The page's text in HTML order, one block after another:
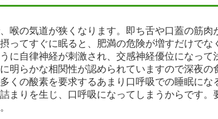
喉の気道が狭くなります。即ち舌や口蓋の筋肉
ってすぐに眠ると、肥満の危険が増すだけでな
に自律神経が刺激され、交感神経優位になっ
明らかな相関性が認められていますので深夜の
くの酸素を要求するあまり口呼吸での睡眠に
まりを生じ、口呼吸になってしまうからです